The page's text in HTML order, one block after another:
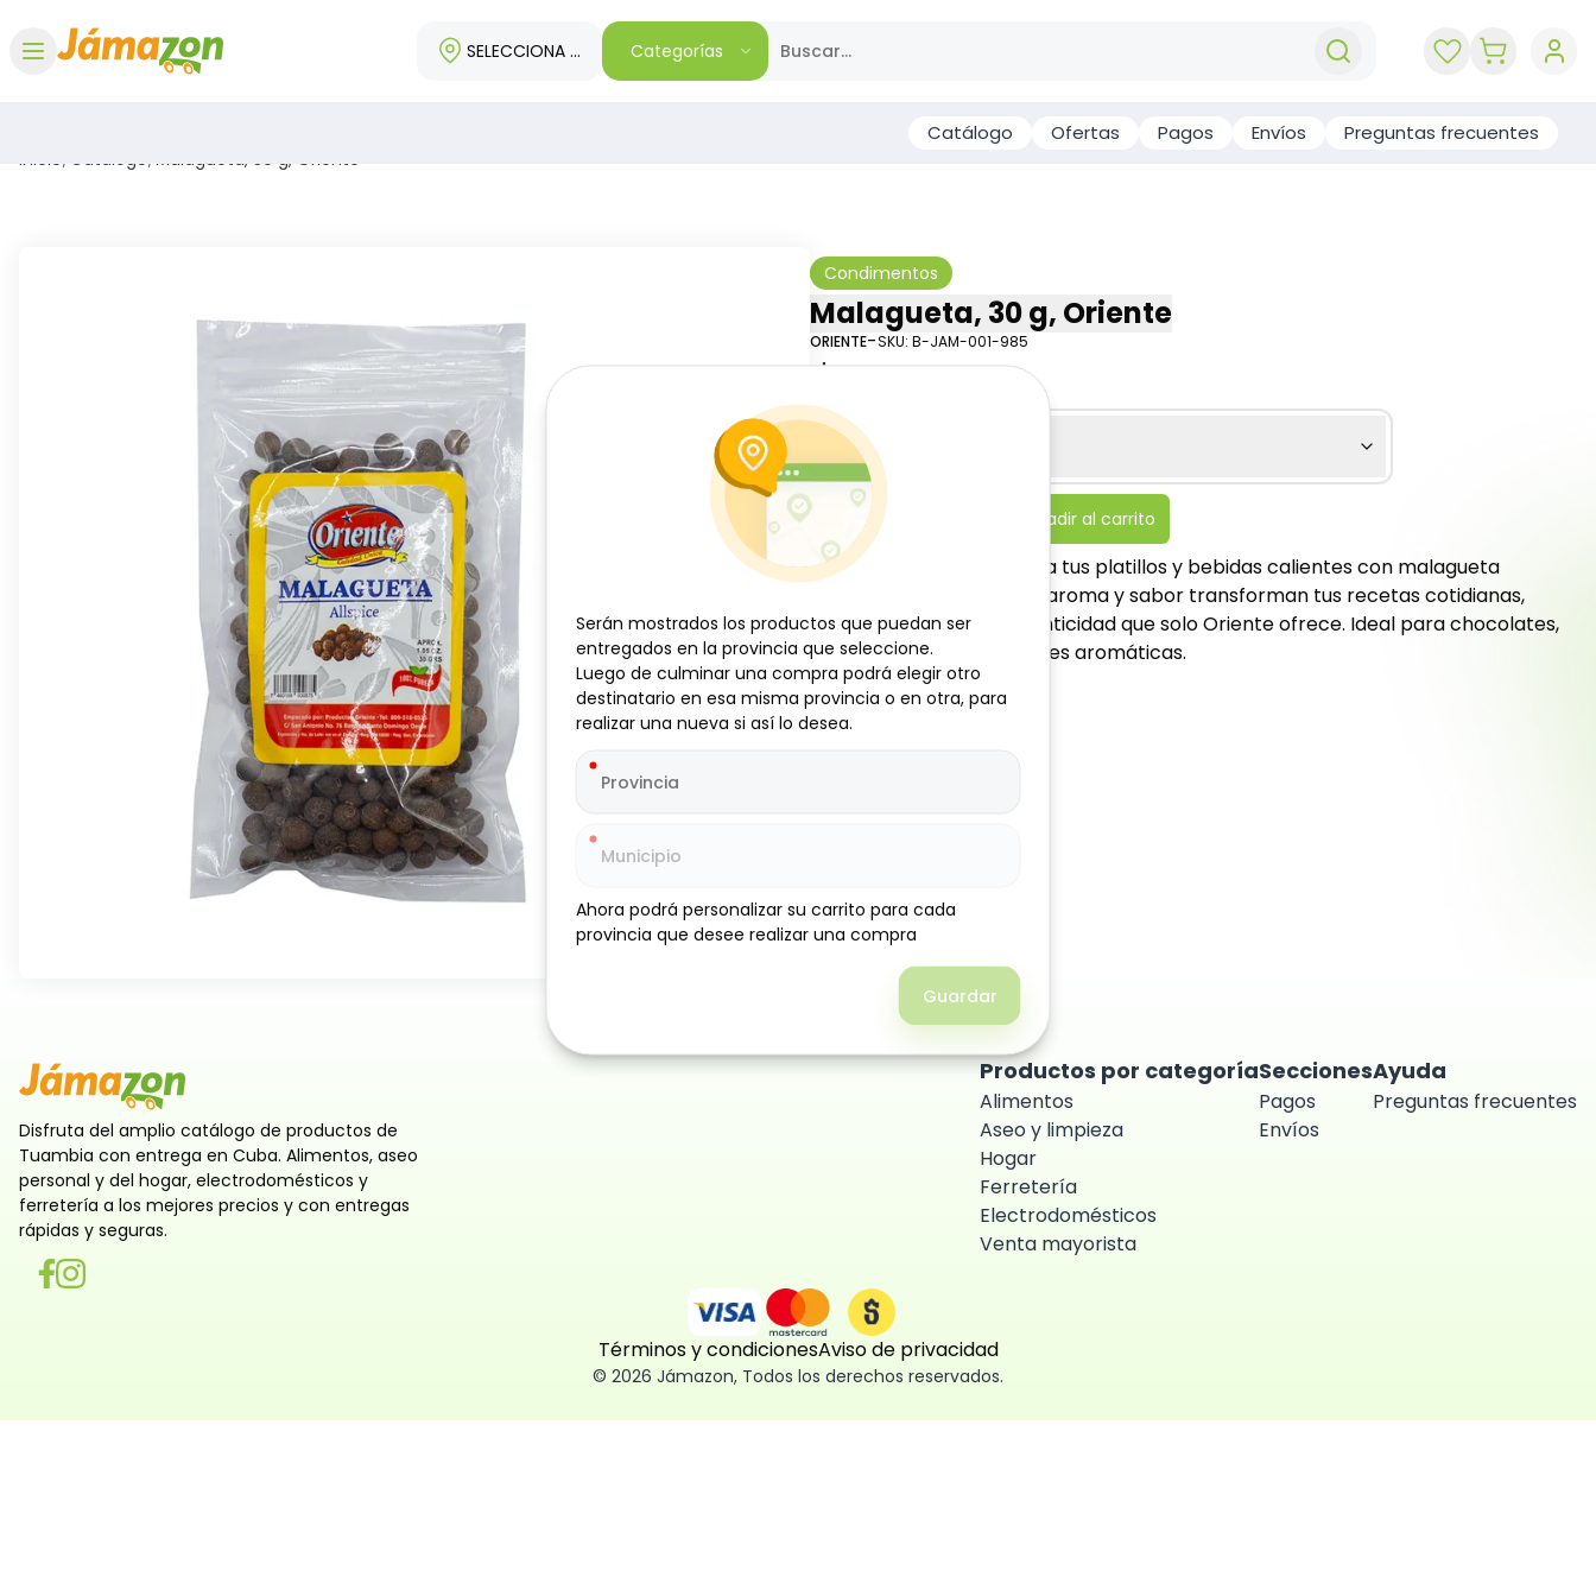
SELECCIONA TU REGIÓNCategorías
Catálogo Ofertas Pagos Envíos Preguntas frecuentes
Inicio/ Catálogo/ Malagueta, 30 g, Oriente
Condimentos
Malagueta, 30 g, Oriente
ORIENTE-SKU: B-JAM-001-985
$
Especificaciones
Añadir al carrito
Añade un toque especial a tus platillos y bebidas calientes con malagueta
Oriente. Su inconfundible aroma y sabor transforman tus recetas cotidianas,
brindando calidad y autenticidad que solo Oriente ofrece. Ideal para chocolates,
repostería y preparaciones aromáticas.
Disfruta del amplio catálogo de productos de
Tuambia con entrega en Cuba. Alimentos, aseo
personal y del hogar, electrodomésticos y
ferretería a los mejores precios y con entregas
rápidas y seguras.
Productos por categoría
Alimentos
Aseo y limpieza
Hogar
Ferretería
Electrodomésticos
Venta mayorista
Secciones
Pagos
Envíos
Ayuda
Preguntas frecuentes
Términos y condicionesAviso de privacidad
© 2026 Jámazon, Todos los derechos reservados.
Serán mostrados los productos que puedan ser
entregados en la provincia que seleccione.
Luego de culminar una compra podrá elegir otro
destinatario en esa misma provincia o en otra, para
realizar una nueva si así lo desea.
Ahora podrá personalizar su carrito para cada
provincia que desee realizar una compra
Guardar
Serán mostrados los productos que puedan ser
entregados en la provincia que seleccione.
Luego de culminar una compra podrá elegir otro
destinatario en esa misma provincia o en otra, para
realizar una nueva si así lo desea.
Ahora podrá personalizar su carrito para cada
provincia que desee realizar una compra
Guardar